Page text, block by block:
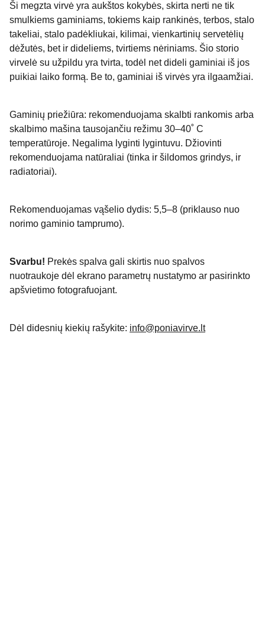
Ši megzta virvė yra aukštos kokybės, skirta nerti ne tik
smulkiems gaminiams, tokiems kaip rankinės, terbos, stalo
takeliai, stalo padėkliukai, kilimai, vienkartinių servetėlių
dėžutės, bet ir dideliems, tvirtiems nėriniams. Šio storio
virvelė su užpildu yra tvirta, todėl net dideli gaminiai iš jos
puikiai laiko formą. Be to, gaminiai iš virvės yra ilgaamžiai.
Gaminių priežiūra: rekomenduojama skalbti rankomis arba
skalbimo mašina tausojančiu režimu 30–40˚ C
temperatūroje. Negalima lyginti lygintuvu. Džiovinti
rekomenduojama natūraliai (tinka ir šildomos grindys, ir
radiatoriai).
Rekomenduojamas vąšelio dydis: 5,5–8 (priklauso nuo
norimo gaminio tamprumo).
Svarbu! Prekės spalva gali skirtis nuo spalvos
nuotraukoje dėl ekrano parametrų nustatymo ar pasirinkto
apšvietimo fotografuojant.
Dėl didesnių kiekių rašykite: info@poniavirve.lt